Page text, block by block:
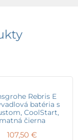
Rebris E
batéria s
CoolStart,
matná čierna
107,50 €